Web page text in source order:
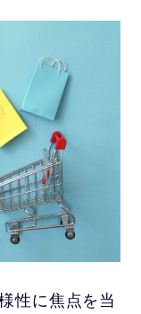
性に焦点を当